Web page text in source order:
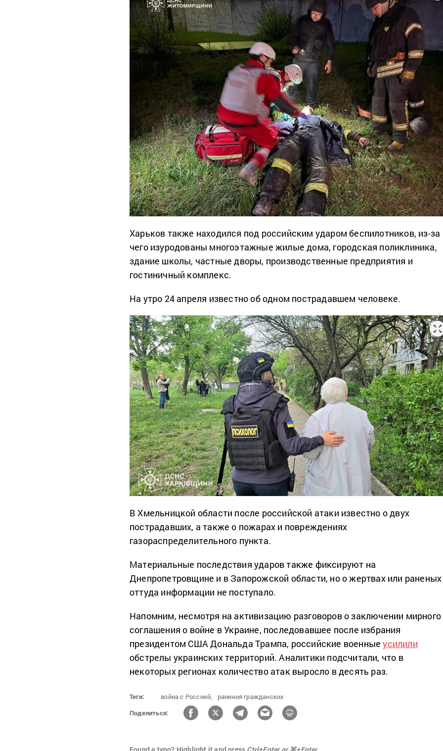
Харьков также находился под российским ударом беспилотников, из-за
чего изуродованы многоэтажные жилые дома, городская поликлиника,
здание школы, частные дворы, производственные предприятия и
гостиничный комплекс.
На утро 24 апреля известно об одном пострадавшем человеке.
В Хмельницкой области после российской атаки известно о двух
пострадавших, а также о пожарах и повреждениях
газораспределительного пункта.
Материальные последствия ударов также фиксируют на
Днепропетровщине и в Запорожской области, но о жертвах или раненых
оттуда информации не поступало.
Напомним, несмотря на активизацию разговоров о заключении мирного
соглашения о войне в Украине, последовавшее после избрания
президентом США Дональда Трампа, российские военныеусилили
обстрелы украинских территорий. Аналитики подсчитали, что в
некоторых регионах количество атак выросло в десять раз.
Теги: война с Россией,
ранения гражданских
Поделиться: